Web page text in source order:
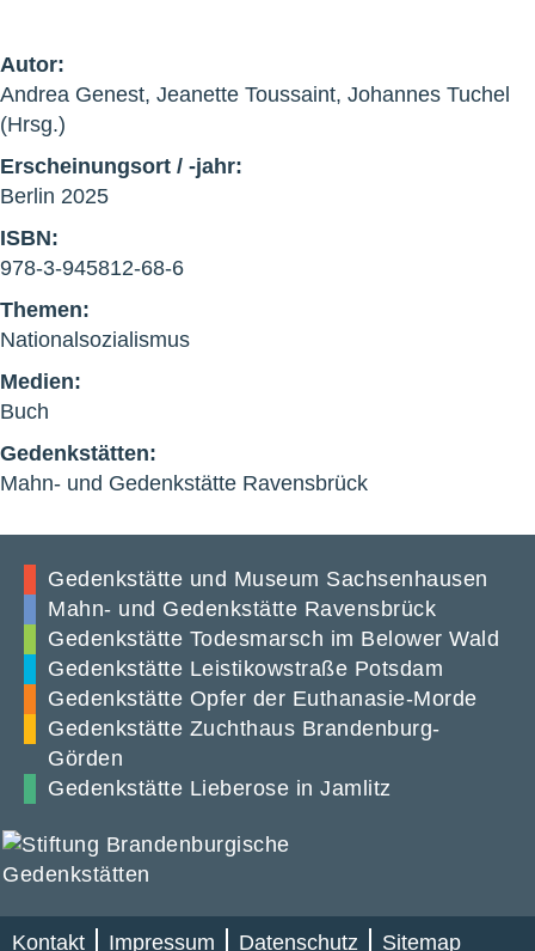
Autor:
Andrea Genest, Jeanette Toussaint, Johannes Tuchel
(Hrsg.)
Erscheinungsort / -jahr:
Berlin 2025
ISBN:
978-3-945812-68-6
Themen:
Nationalsozialismus
Medien:
Buch
Gedenkstätten:
Mahn- und Gedenkstätte Ravensbrück
Gedenkstätte und Museum Sachsenhausen
Mahn- und Gedenkstätte Ravensbrück
Gedenkstätte Todesmarsch im Belower Wald
Gedenkstätte Leistikowstraße Potsdam
Gedenkstätte Opfer der Euthanasie-Morde
Gedenkstätte Zuchthaus Brandenburg-
Görden
Gedenkstätte Lieberose in Jamlitz
Kontakt Impressum Datenschutz Sitemap